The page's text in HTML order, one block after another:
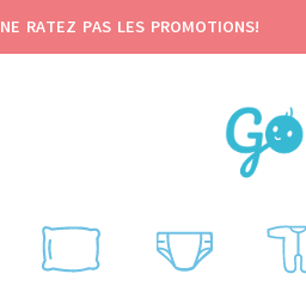
NE RATEZ PAS LES PROMOTIONS!